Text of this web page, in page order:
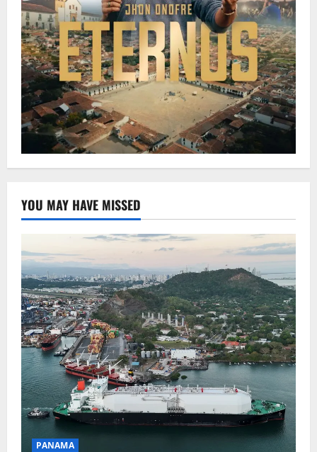
YOU MAY HAVE MISSED
PANAMA